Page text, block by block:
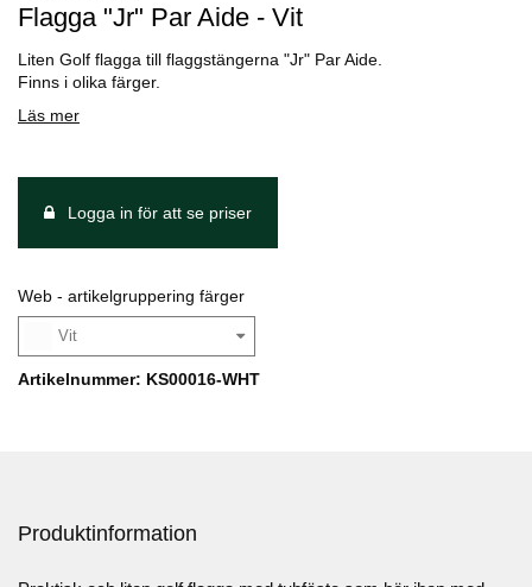
Flagga "Jr" Par Aide - Vit
Liten Golf flagga till flaggstängerna "Jr" Par Aide.
Finns i olika färger.
Läs mer
Logga in för att se priser
Web - artikelgruppering färger
Vit
Artikelnummer: KS00016-WHT
Produktinformation